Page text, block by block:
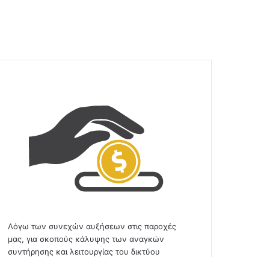
Λόγω των συνεχών αυξήσεων στις παροχές
μας, για σκοπούς κάλυψης των αναγκών
συντήρησης και λειτουργίας του δικτύου